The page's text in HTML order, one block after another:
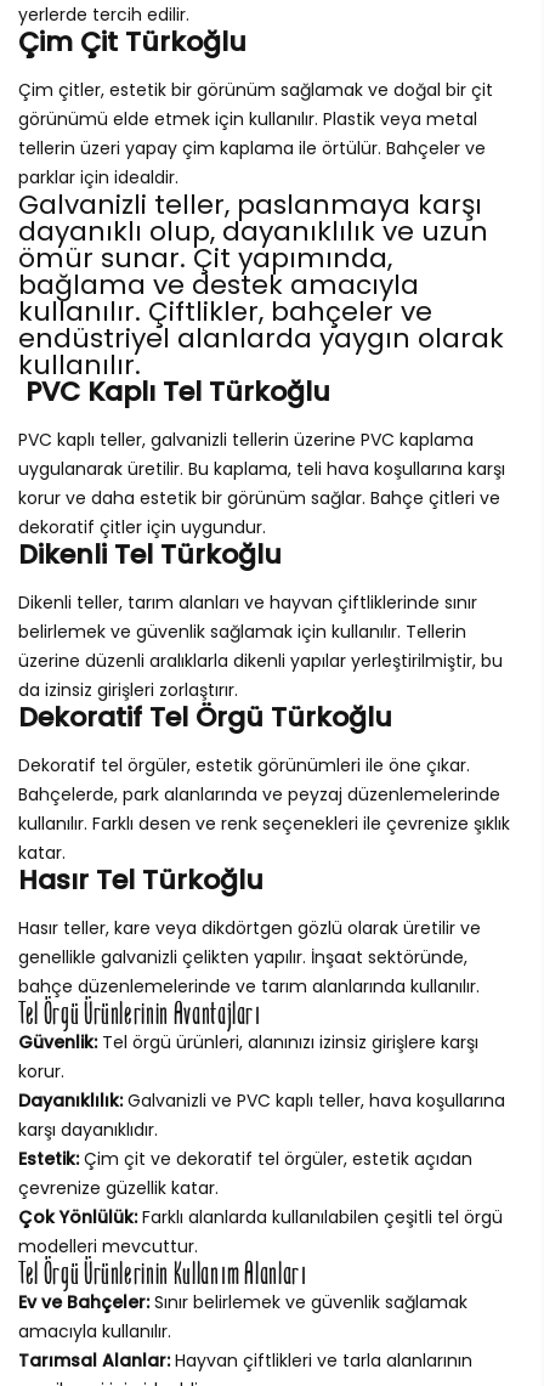
yerlerde tercih edilir.
Çim Çit Türkoğlu
Çim çitler, estetik bir görünüm sağlamak ve doğal bir çit
görünümü elde etmek için kullanılır. Plastik veya metal
tellerin üzeri yapay çim kaplama ile örtülür. Bahçeler ve
parklar için idealdir.
Galvanizli teller, paslanmaya karşı
dayanıklı olup, dayanıklılık ve uzun
ömür sunar. Çit yapımında,
bağlama ve destek amacıyla
kullanılır. Çiftlikler, bahçeler ve
endüstriyel alanlarda yaygın olarak
kullanılır.
PVC Kaplı Tel Türkoğlu
PVC kaplı teller, galvanizli tellerin üzerine PVC kaplama
uygulanarak üretilir. Bu kaplama, teli hava koşullarına karşı
korur ve daha estetik bir görünüm sağlar. Bahçe çitleri ve
dekoratif çitler için uygundur.
Dikenli Tel Türkoğlu
Dikenli teller, tarım alanları ve hayvan çiftliklerinde sınır
belirlemek ve güvenlik sağlamak için kullanılır. Tellerin
üzerine düzenli aralıklarla dikenli yapılar yerleştirilmiştir, bu
da izinsiz girişleri zorlaştırır.
Dekoratif Tel Örgü Türkoğlu
Dekoratif tel örgüler, estetik görünümleri ile öne çıkar.
Bahçelerde, park alanlarında ve peyzaj düzenlemelerinde
kullanılır. Farklı desen ve renk seçenekleri ile çevrenize şıklık
katar.
Hasır Tel Türkoğlu
Hasır teller, kare veya dikdörtgen gözlü olarak üretilir ve
genellikle galvanizli çelikten yapılır. İnşaat sektöründe,
bahçe düzenlemelerinde ve tarım alanlarında kullanılır.
Tel Örgü Ürünlerinin Avantajları
Güvenlik:Tel örgü ürünleri, alanınızı izinsiz girişlere karşı
korur.
Dayanıklılık:Galvanizli ve PVC kaplı teller, hava koşullarına
karşı dayanıklıdır.
Estetik:Çim çit ve dekoratif tel örgüler, estetik açıdan
çevrenize güzellik katar.
Çok Yönlülük:Farklı alanlarda kullanılabilen çeşitli tel örgü
modelleri mevcuttur.
Tel Örgü Ürünlerinin Kullanım Alanları
Ev ve Bahçeler:Sınır belirlemek ve güvenlik sağlamak
amacıyla kullanılır.
Tarımsal Alanlar:Hayvan çiftlikleri ve tarla alanlarının